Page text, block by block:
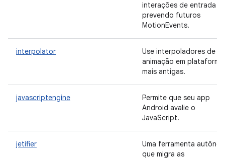
interações de entrada
prevendo futuros
MotionEvents.
interpolator
Use interpoladores de
animação em
mais antigas.
javascriptengine
Permite que seu app
Android avalie o
JavaScript.
jetifier
Uma ferramenta
que migra as